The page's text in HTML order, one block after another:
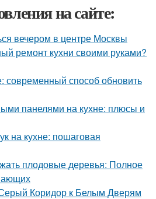
на сайте:
вечером в центре Москвы
ремонт кухни своими руками?
современный способ обновить
панелями на кухне: плюсы и
на кухне: пошаговая
плодовые деревья: Полное
Коридор к Белым Дверям